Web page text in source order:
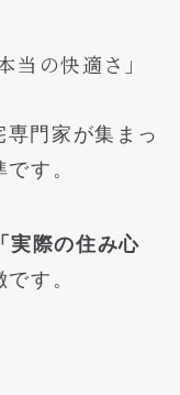
の快適さ」
門家が集まっ
す。
「実際の住み心
す。